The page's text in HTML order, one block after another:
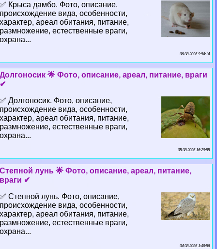
✅ Крыса дамбо. Фото, описание,
происхождение вида, особенности,
хаpaктер, ареал обитания, питание,
размножение, естественные враги,
охрана...
06 08 2026 9:54:14
Долгоносик 🌟 Фото, описание, ареал, питание, враги
✔
✅ Долгоносик. Фото, описание,
происхождение вида, особенности,
хаpaктер, ареал обитания, питание,
размножение, естественные враги,
охрана...
05 08 2026 16:29:55
Степной лунь 🌟 Фото, описание, ареал, питание,
враги ✔
✅ Степной лунь. Фото, описание,
происхождение вида, особенности,
хаpaктер, ареал обитания, питание,
размножение, естественные враги,
охрана...
04 08 2026 1:48:56